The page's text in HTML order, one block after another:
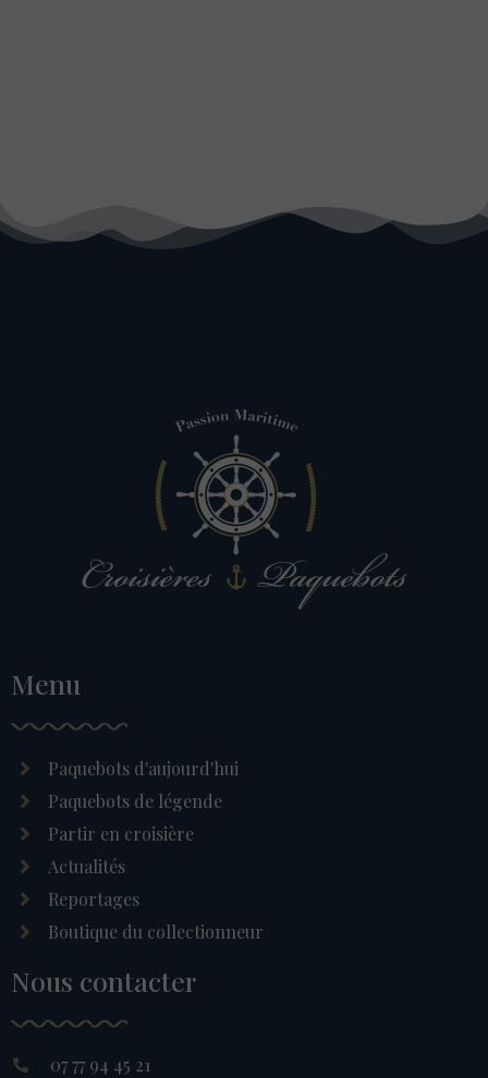
Menu
Paquebots d'aujourd'hui
Paquebots de légende
Partir en croisière
Actualités
Reportages
Boutique du collectionneur
Nous contacter
07 77 94 45 21